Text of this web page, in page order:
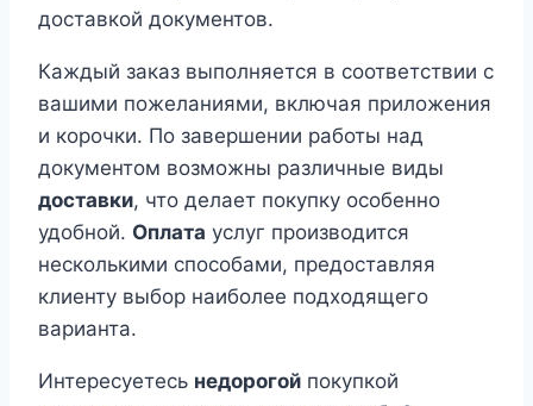
доставкой документов.
Каждый заказ выполняется в соответствии с
вашими пожеланиями, включая приложения
и корочки. По завершении работы над
документом возможны различные виды
доставки, что делает покупку особенно
удобной. Оплата услуг производится
несколькими способами, предоставляя
клиенту выбор наиболее подходящего
варианта.
Интересуетесь недорогой покупкой